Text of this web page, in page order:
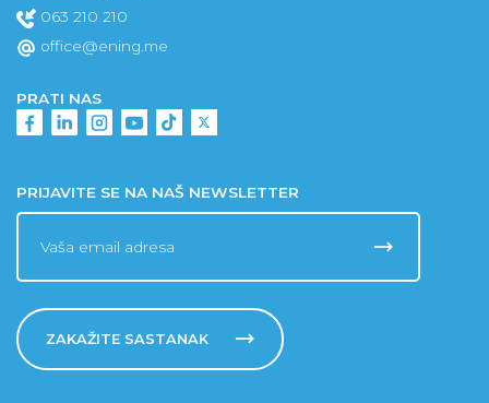
PRIJAVITE SE NA NAŠ NEWSLETTER
ZAKAŽITE SASTANAK
063 210 210
office@ening.me
PRATI NAS